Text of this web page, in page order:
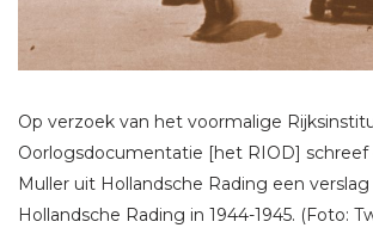
Op verzoek van het voormalige
Oorlogsdocumentatie [het RIOD] schreef
Muller uit Hollandsche Rading een
Hollandsche Rading in 1944-1945. (Foto: